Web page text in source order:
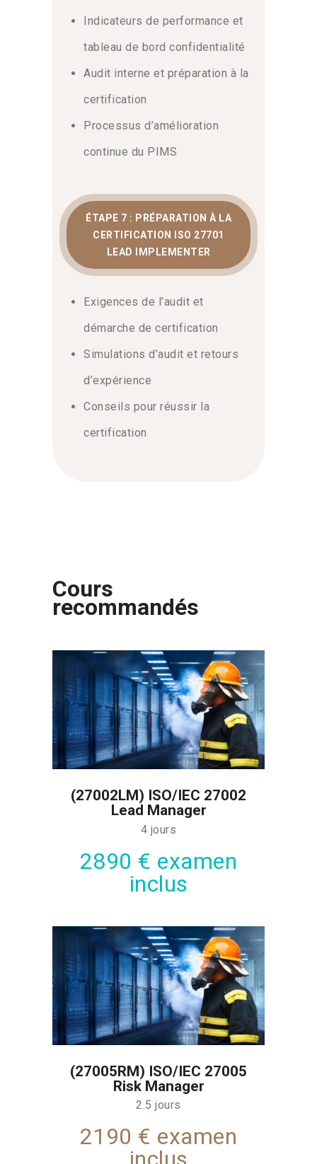
Indicateurs de performance et
tableau de bord confidentialité
Audit interne et préparation à la
certification
Processus d’amélioration
continue du PIMS
ÉTAPE 7 : PRÉPARATION À LA
CERTIFICATION ISO 27701
LEAD IMPLEMENTER
Exigences de l’audit et
démarche de certification
Simulations d’audit et retours
d’expérience
Conseils pour réussir la
certification
Cours
recommandés
(27002LM) ISO/IEC 27002
Lead Manager
4 jours
2890 € examen
inclus
(27005RM) ISO/IEC 27005
Risk Manager
2.5 jours
2190 € examen